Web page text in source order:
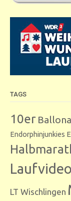
TAGS
10er
Endorphinjunkies
LT Wischlingen